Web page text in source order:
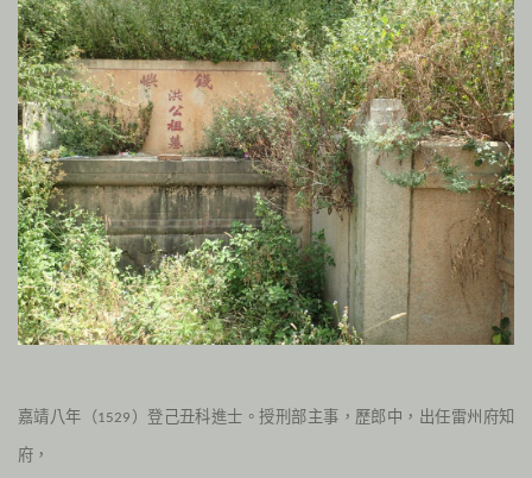
嘉靖八年（1529 ）登己丑科進士。授刑部主事，歷郎中，出任雷州府知
府，